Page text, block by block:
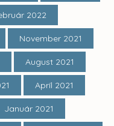
2022
November 2021
August 2021
Apríl 2021
Január 2021